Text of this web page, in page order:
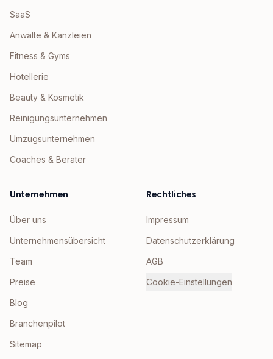
SaaS
Anwälte & Kanzleien
Fitness & Gyms
Hotellerie
Beauty & Kosmetik
Reinigungsunternehmen
Umzugsunternehmen
Coaches & Berater
Unternehmen
Über uns
Unternehmensübersicht
Team
Preise
Blog
Branchenpilot
Sitemap
Rechtliches
Impressum
Datenschutzerklärung
AGB
Cookie-Einstellungen